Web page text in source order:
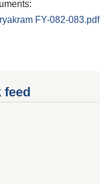
FY-082-083.pdf
feed